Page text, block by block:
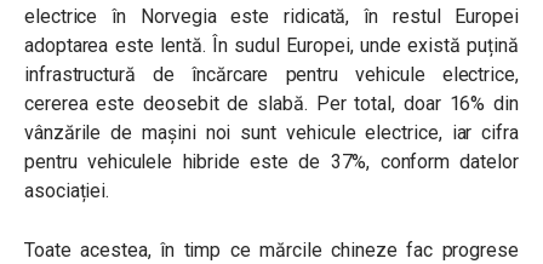
electrice în Norvegia este ridicată, în restul Europei
adoptarea este lentă. În sudul Europei, unde există puțină
infrastructură de încărcare pentru vehicule electrice,
cererea este deosebit de slabă. Per total, doar 16% din
vânzările de mașini noi sunt vehicule electrice, iar cifra
pentru vehiculele hibride este de 37%, conform datelor
asociației.
Toate acestea, în timp ce mărcile chineze fac progrese